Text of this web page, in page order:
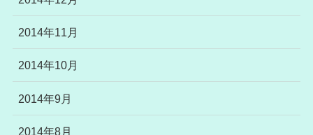
2014年11月
2014年10月
2014年9月
2014年8月